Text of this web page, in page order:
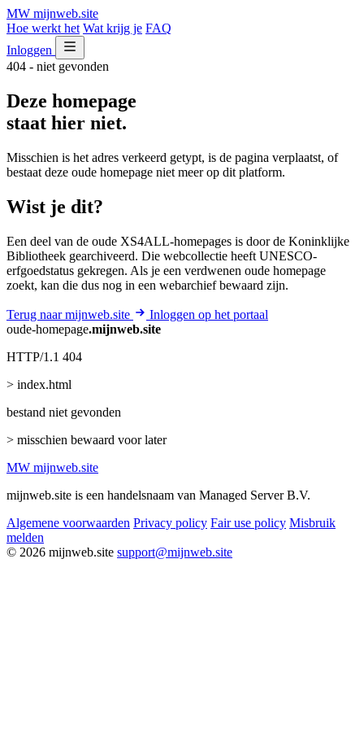
MW mijnweb.site
Hoe werkt het Wat krijg je FAQ
Inloggen
404 - niet gevonden
Deze homepage
staat hier niet.
Misschien is het adres verkeerd getypt, is de pagina verplaatst, of
bestaat deze oude homepage niet meer op dit platform.
Wist je dit?
Een deel van de oude XS4ALL-homepages is door de Koninklijke
Bibliotheek gearchiveerd. Die webcollectie heeft UNESCO-
erfgoedstatus gekregen. Als je een verdwenen oude homepage
zoekt, kan die dus nog in een webarchief bewaard zijn.
Terug naar mijnweb.site
Inloggen op het portaal
oude-homepage.mijnweb.site
HTTP/1.1 404
> index.html
bestand niet gevonden
> misschien bewaard voor later
MW mijnweb.site
mijnweb.site is een handelsnaam van Managed Server B.V.
Algemene voorwaarden Privacy policy Fair use policy Misbruik
melden
© 2026 mijnweb.site support@mijnweb.site